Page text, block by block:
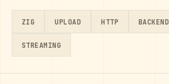
ZIG UPLOAD HTTP BACKEND
STREAMING